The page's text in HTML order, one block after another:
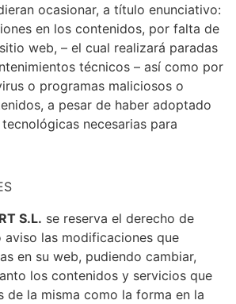
ocasionar, a título enunciativo:
en los contenidos, por falta de
web, – el cual realizará paradas
técnicos – así como por
o programas maliciosos o
a pesar de haber adoptado
necesarias para
S.L. se reserva el derecho de
las modificaciones que
en su web, pudiendo cambiar,
los contenidos y servicios que
de la misma como la forma en la